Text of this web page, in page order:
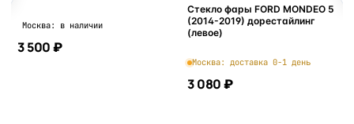
Москва: в наличии
3 500 ₽
Стекло фары FORD MONDEO 5
(2014-2019) дорестайлинг
(левое)
Москва: доставка 0-1 день
3 080 ₽